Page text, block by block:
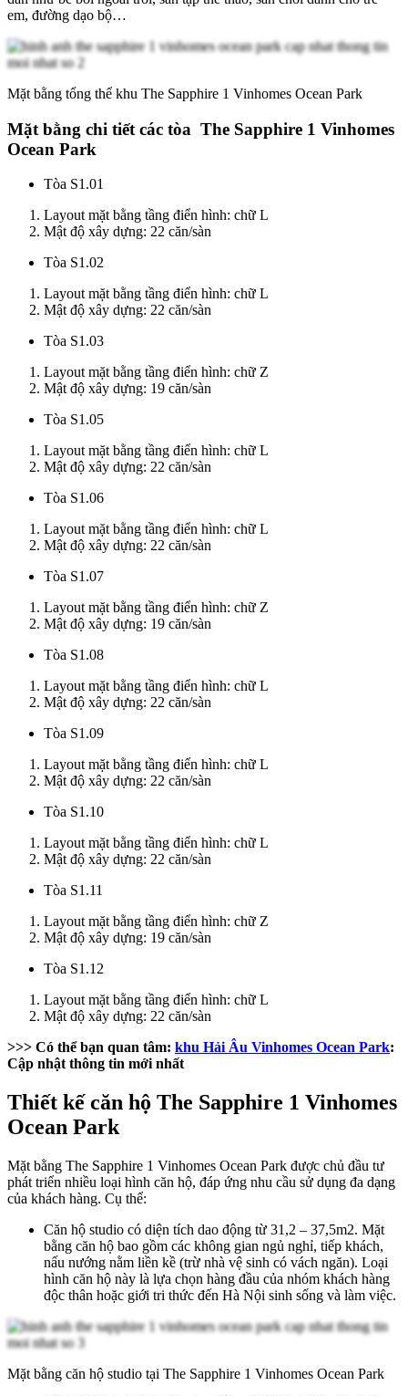
em, đường dạo bộ…
Mặt bằng tổng thể khu The Sapphire 1 Vinhomes Ocean Park
Mặt bằng chi tiết các tòa The Sapphire 1 Vinhomes
Ocean Park
Tòa S1.01
Layout mặt bằng tầng điển hình: chữ L
Mật độ xây dựng: 22 căn/sàn
Tòa S1.02
Layout mặt bằng tầng điển hình: chữ L
Mật độ xây dựng: 22 căn/sàn
Tòa S1.03
Layout mặt bằng tầng điển hình: chữ Z
Mật độ xây dựng: 19 căn/sàn
Tòa S1.05
Layout mặt bằng tầng điển hình: chữ L
Mật độ xây dựng: 22 căn/sàn
Tòa S1.06
Layout mặt bằng tầng điển hình: chữ L
Mật độ xây dựng: 22 căn/sàn
Tòa S1.07
Layout mặt bằng tầng điển hình: chữ Z
Mật độ xây dựng: 19 căn/sàn
Tòa S1.08
Layout mặt bằng tầng điển hình: chữ L
Mật độ xây dựng: 22 căn/sàn
Tòa S1.09
Layout mặt bằng tầng điển hình: chữ L
Mật độ xây dựng: 22 căn/sàn
Tòa S1.10
Layout mặt bằng tầng điển hình: chữ L
Mật độ xây dựng: 22 căn/sàn
Tòa S1.11
Layout mặt bằng tầng điển hình: chữ Z
Mật độ xây dựng: 19 căn/sàn
Tòa S1.12
Layout mặt bằng tầng điển hình: chữ L
Mật độ xây dựng: 22 căn/sàn
>>> Có thể bạn quan tâm: khu Hải Âu Vinhomes Ocean Park:
Cập nhật thông tin mới nhất
Thiết kế căn hộ The Sapphire 1 Vinhomes
Ocean Park
Mặt bằng The Sapphire 1 Vinhomes Ocean Park được chủ đầu tư
phát triển nhiều loại hình căn hộ, đáp ứng nhu cầu sử dụng đa dạng
của khách hàng. Cụ thể:
Căn hộ studio có diện tích dao động từ 31,2 – 37,5m2. Mặt
bằng căn hộ bao gồm các không gian ngủ nghỉ, tiếp khách,
nấu nướng nằm liền kề (trừ nhà vệ sinh có vách ngăn). Loại
hình căn hộ này là lựa chọn hàng đầu của nhóm khách hàng
độc thân hoặc giới tri thức đến Hà Nội sinh sống và làm việc.
Mặt bằng căn hộ studio tại The Sapphire 1 Vinhomes Ocean Park